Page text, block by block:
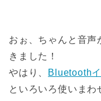
おぉ、ちゃんと音
きました！
やはり、
Bluetooth
といろいろ使いまわ